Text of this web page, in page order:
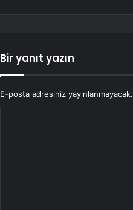
Bir yanıt yazın
E-posta adresiniz yayınlanmayacak.